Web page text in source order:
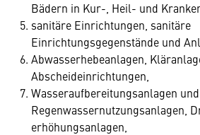
Bädern in Kur-, Heil- und
sanitäre Einrichtungen, sanitäre
Einrichtungsgegenstände und
Abwasserhebeanlagen,
Abscheideinrichtungen,
Wasseraufbereitungsanlagen und
Regenwassernutzungsanlagen,
erhöhungsanlagen,